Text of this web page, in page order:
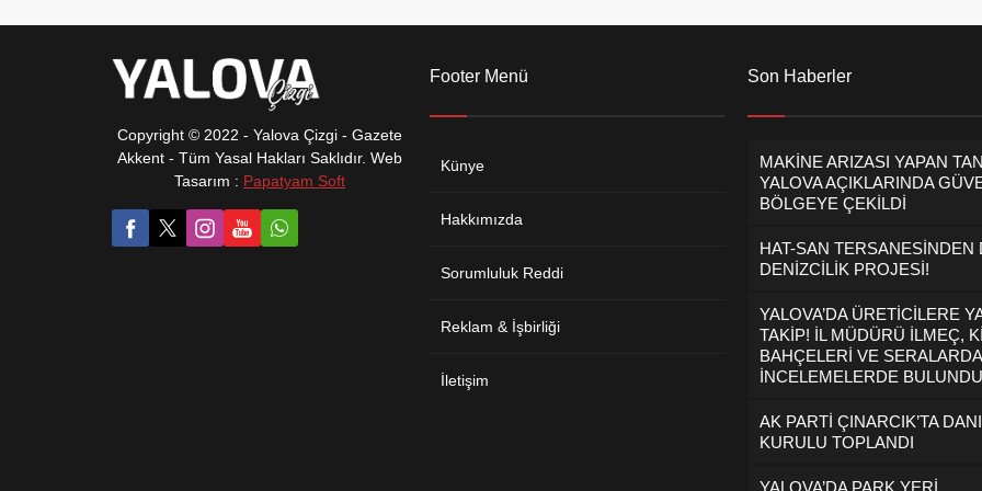
Copyright © 2022 - Yalova Çizgi - Gazete
Akkent - Tüm Yasal Hakları Saklıdır. Web
Tasarım : Papatyam Soft
Footer Menü
Künye
Hakkımızda
Sorumluluk Reddi
Reklam & İşbirliği
İletişim
Son Haberler
MAKİNE ARIZASI YAPAN
YALOVA AÇIKLARINDA
BÖLGEYE ÇEKİLDİ
HAT-SAN TERSANESİNDEN
DENİZCİLİK PROJESİ!
YALOVA’DA ÜRETİCİLERE
TAKİP! İL MÜDÜRÜ İLMEÇ,
BAHÇELERİ VE SERALARDA
İNCELEMELERDE BULUNDU
AK PARTİ ÇINARCIK’TA
KURULU TOPLANDI
YALOVA’DA PARK YERİ